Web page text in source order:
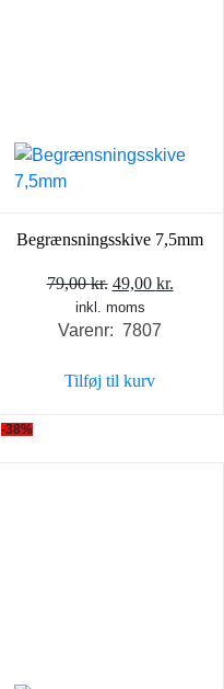
Begrænsningsskive 7,5mm
79,00kr. Den
oprindelige
pris
79,00 kr..
49,00 kr.Den
inkl. moms
Varenr: 7807
Tilføj til kurv
-38%